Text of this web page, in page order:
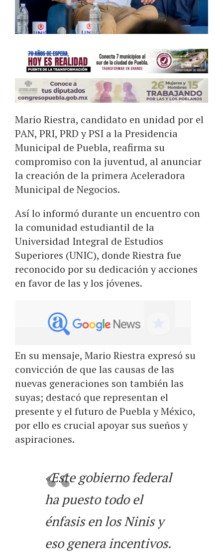
Mario Riestra, candidato en unidad por el
PAN, PRI, PRD y PSI a la Presidencia
Municipal de Puebla, reafirma su
compromiso con la juventud, al anunciar
la creación de la primera Aceleradora
Municipal de Negocios.
Así lo informó durante un encuentro con
la comunidad estudiantil de la
Universidad Integral de Estudios
Superiores (UNIC), donde Riestra fue
reconocido por su dedicación y acciones
en favor de las y los jóvenes.
En su mensaje, Mario Riestra expresó su
convicción de que las causas de las
nuevas generaciones son también las
suyas; destacó que representan el
presente y el futuro de Puebla y México,
por ello es crucial apoyar sus sueños y
aspiraciones.
«Este gobierno federal
ha puesto todo el
énfasis en los Ninis y
eso genera incentivos.